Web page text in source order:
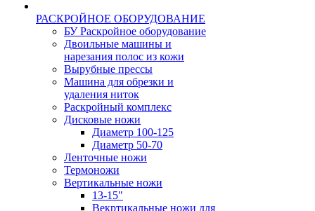
РАСКРОЙНОЕ ОБОРУДОВАНИЕ
БУ Раскройное оборудование
Двоильные машины и
нарезания полос из кожи
Вырубные прессы
Машина для обрезки и
удаления ниток
Раскройный комплекс
Дисковые ножи
Диаметр 100-125
Диаметр 50-70
Ленточные ножи
Термоножи
Вертикальные ножи
13-15"
Векртикальные ножи для